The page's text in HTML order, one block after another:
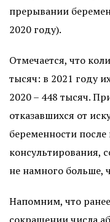
прерывании
2020 году).
Отмечается, что
тысяч: в 2021 году
2020 – 448 тысяч.
отказавшихся от
беременности после
консультирования,
не намного больше,
Напомним, что